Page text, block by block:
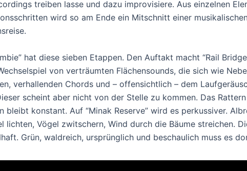
treiben lasse und dazu improvisiere. Aus einzelnen
wird so am Ende ein Mitschnitt einer
hat diese sieben Etappen. Den Auftakt macht “Rail
von verträumten Flächensounds, die sich wie
verhallenden Chords und – offensichtlich – dem
scheint aber nicht von der Stelle zu kommen. Das
bleibt konstant. Auf “Minak Reserve” wird es perkussiver.
lichten, Vögel zwitschern, Wind durch die Bäume streichen.
Grün, waldreich, ursprünglich und beschaulich muss es